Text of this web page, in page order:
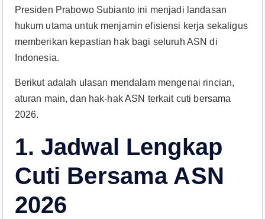
Presiden Prabowo Subianto ini menjadi landasan
hukum utama untuk menjamin efisiensi kerja sekaligus
memberikan kepastian hak bagi seluruh ASN di
Indonesia.
Berikut adalah ulasan mendalam mengenai rincian,
aturan main, dan hak-hak ASN terkait cuti bersama
2026.
1. Jadwal Lengkap
Cuti Bersama ASN
2026